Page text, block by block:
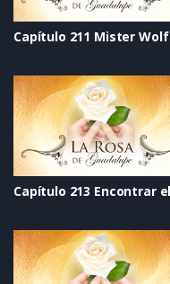
Capítulo 211 Mister Wolf